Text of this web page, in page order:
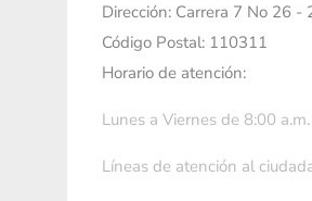
Dirección: Carrera 7 No 26 -
Código Postal: 110311
Horario de atención:
Lunes a Viernes de 8:00
Líneas de atención al